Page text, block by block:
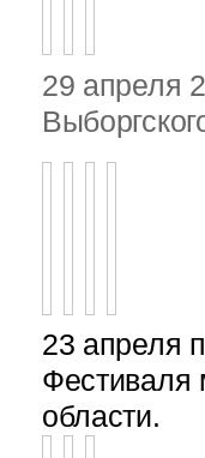
29 апреля
23 апреля
Фестиваля
области.